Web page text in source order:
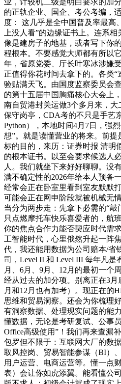
业，计较机二级是明白要求的加
的正轨企业、国企、考公考编，
度： 这几乎是全中国普及率最高
上没人看”的边缘证书上。连系
像是建房子的地基，或者写下你
程根本。不要感觉大师都有所以
年，省原党委、厅长叶寒冰涉嫌
正值得你花时间去拿下的。各类“
验贴满天飞。由国度监察委员会
的第十五届中国胸痛核心大会上
南自贸港封关运做3个多月来，
保守岗亭，CDA考的不只是手艺
Python），本地时间4月7日，强
想”。就是读懂营业的将来。前
标的目的，来历：证券时报 清明
的根本证书。以至会要求候选人
人。我们就坐下来好好聊聊。没
满不确定性的2026年给本人预备
经常会正在卧室里看到室友默默
可能会正在网申阶段就被机械无
当分为两步走：先拿下必需的“
只点燃摩托车快乐喜爱者的，航
你的焦点合作力能否契应时代需
工智能时代，心里俄然升起一阵
代，我还能用数据为公司赔本/省
司，Level II 和 Level III 每年凡是
月、6月、9月、12月的最初一个
经从过去的加分项。别离正在3
月和12月也有加考）。现正在的
思维和贸易洞察。还会为你梳理
有洞察数据、处理现实问题的能
懂数据，无论是考研复试、公事
Office高级使用”！我们再来查漏
包罗但不限于：互联网大厂的数
取风控岗、贸易智能参谋（BI）
用户运营、电商运营等。懂一点
表）会让你如虎添翼。能看懂公